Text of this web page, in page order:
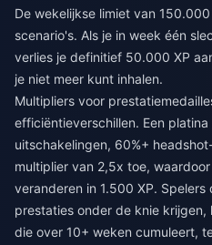
De wekelijkse limiet van
scenario's. Als je in week één
verlies je definitief 50.000 XP
je niet meer kunt inhalen.
Multipliers voor
efficiëntieverschillen. Een
uitschakelingen, 60%+
multiplier van 2,5x toe,
veranderen in 1.500 XP. Spelers
prestaties onder de knie
die over 10+ weken cumuleert,